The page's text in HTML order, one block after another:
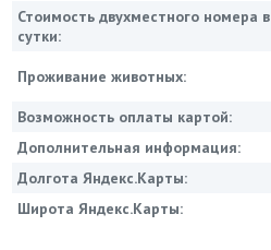
Стоимость двухместного номера в
сутки:
Проживание животных:
Возможность оплаты картой:
Дополнительная информация:
Долгота Яндекс.Карты:
Широта Яндекс.Карты: